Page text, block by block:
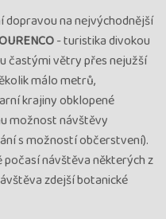
- 20.07.27 utorok - utorok
27MPT02712
1 872 €
cena za 8 dní
- 10.08.27 utorok - utorok
dopravou na nejvýchodnější
- turistika divokou
častými větry přes nejužší
málo metrů,
krajiny obklopené
možnost návštěvy
s možností občerstvení).
návštěva některých z
zdejší botanické